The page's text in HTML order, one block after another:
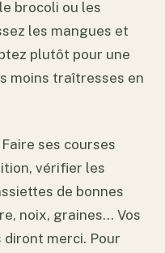
brocoli ou les
les mangues et
plutôt pour une
moins traîtresses en
ses courses
vérifier les
de bonnes
noix, graines… Vos
merci. Pour